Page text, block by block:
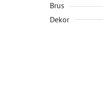
Brus
Dekor